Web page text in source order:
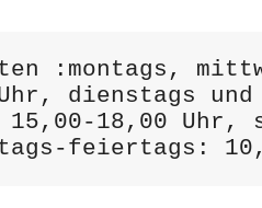
:montags,
dienstags und
18,00 Uhr,
feiertags: